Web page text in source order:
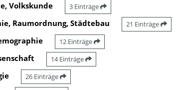
Volkskunde 3 Einträge
Raumordnung, Städtebau 21 Einträge
12 Einträge
14 Einträge
26 Einträge